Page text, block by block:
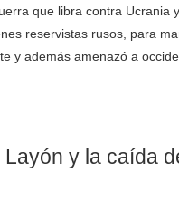
que libra contra Ucrania
reservistas rusos, para
y además amenazó a
y la caída